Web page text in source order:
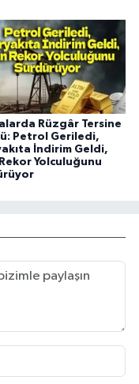
Rüzgâr Tersine
Petrol Geriledi,
İndirim Geldi,
Yolculuğunu